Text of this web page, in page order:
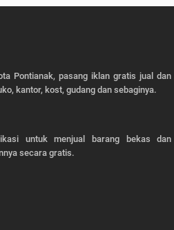
Pontianak, pasang iklan gratis jual dan
kantor, kost, gudang dan sebaginya.
untuk menjual barang bekas dan
secara gratis.